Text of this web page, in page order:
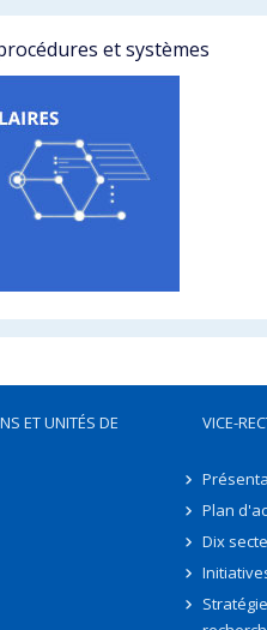
et systèmes
ET UNITÉS DE
VICE-
Plan
Dix